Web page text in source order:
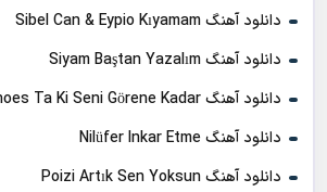
دانلود آهنگ Sibel Can & Eypio Kıyamam
دانلود آهنگ Siyam Baştan Yazalım
دانلود آهنگ Ankara Echoes Ta Ki Seni Görene Kadar
دانلود آهنگ Nilüfer Inkar Etme
دانلود آهنگ Poizi Artık Sen Yoksun